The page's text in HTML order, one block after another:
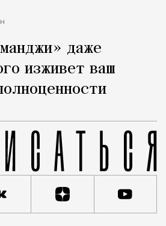
даже
изживет ваш